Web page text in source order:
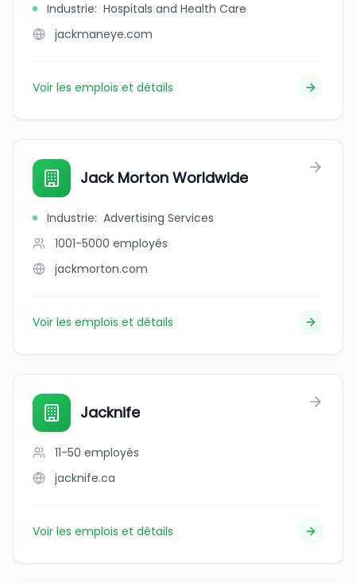
Industrie: Hospitals and Health Care
jackmaneye.com
Voir les emplois et détails
Jack Morton Worldwide
Industrie: Advertising Services
1001-5000 employés
jackmorton.com
Voir les emplois et détails
Jacknife
11-50 employés
jacknife.ca
Voir les emplois et détails